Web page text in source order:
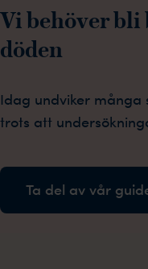
Vi behöver bli
döden
Idag undviker
trots att
Ta del av vår